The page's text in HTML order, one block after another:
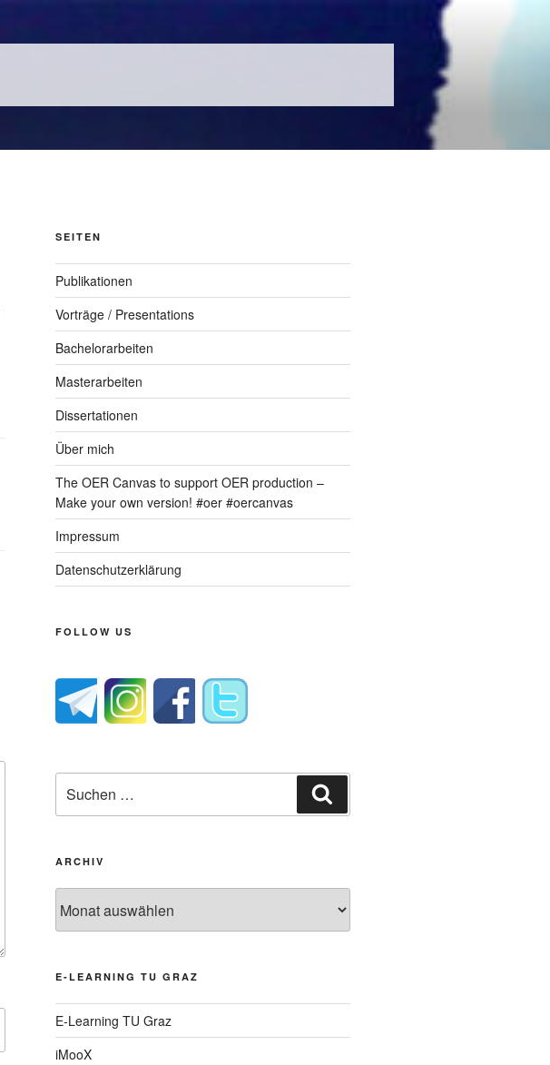
SEITEN
Publikationen
Vorträge / Presentations
Bachelorarbeiten
Masterarbeiten
Dissertationen
Über mich
The OER Canvas to support OER production –
Make your own version! #oer #oercanvas
Impressum
Datenschutzerklärung
FOLLOW US
nach:
ARCHIV
E-LEARNING TU GRAZ
E-Learning TU Graz
iMooX